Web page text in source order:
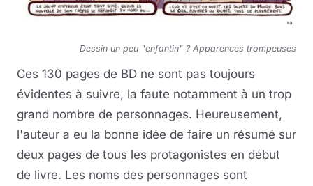
Dessin un peu "enfantin" ? Apparences trompeuses
Ces 130 pages de BD ne sont pas toujours
évidentes à suivre, la faute notamment à un trop
grand nombre de personnages. Heureusement,
l'auteur a eu la bonne idée de faire un résumé sur
deux pages de tous les protagonistes en début
de livre. Les noms des personnages sont